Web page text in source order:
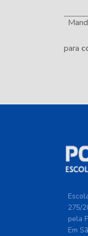
para
275/
pela
Em